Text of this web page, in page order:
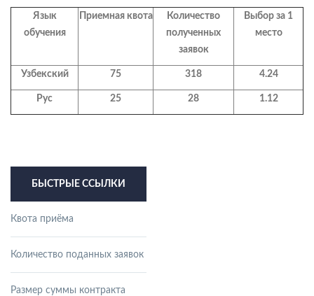
Язык
обучения
Приемная квота
Количество
полученных
заявок
Выбор за 1
место
Узбекский 75 318 4.24
Рус 25 28 1.12
БЫСТРЫЕ ССЫЛКИ
Квота приёма
Количество поданных заявок
Размер суммы контракта